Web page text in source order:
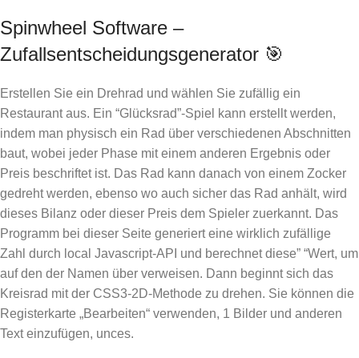
Spinwheel Software –
Zufallsentscheidungsgenerator 🎯
Erstellen Sie ein Drehrad und wählen Sie zufällig ein
Restaurant aus. Ein “Glücksrad”-Spiel kann erstellt werden,
indem man physisch ein Rad über verschiedenen Abschnitten
baut, wobei jeder Phase mit einem anderen Ergebnis oder
Preis beschriftet ist. Das Rad kann danach von einem Zocker
gedreht werden, ebenso wo auch sicher das Rad anhält, wird
dieses Bilanz oder dieser Preis dem Spieler zuerkannt. Das
Programm bei dieser Seite generiert eine wirklich zufällige
Zahl durch local Javascript-API und berechnet diese” “Wert, um
auf den der Namen über verweisen. Dann beginnt sich das
Kreisrad mit der CSS3-2D-Methode zu drehen. Sie können die
Registerkarte „Bearbeiten“ verwenden, 1 Bilder und anderen
Text einzufügen, unces.